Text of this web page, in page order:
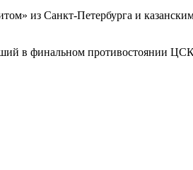
из Санкт-Петербурга и
в финальном